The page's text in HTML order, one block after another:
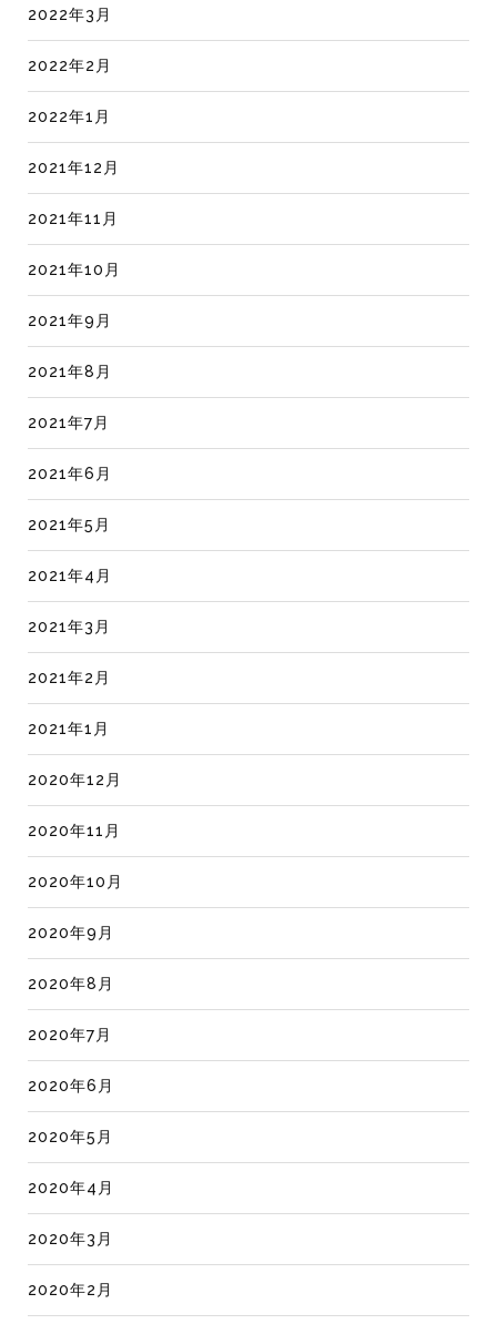
2022年3月
2022年2月
2022年1月
2021年12月
2021年11月
2021年10月
2021年9月
2021年8月
2021年7月
2021年6月
2021年5月
2021年4月
2021年3月
2021年2月
2021年1月
2020年12月
2020年11月
2020年10月
2020年9月
2020年8月
2020年7月
2020年6月
2020年5月
2020年4月
2020年3月
2020年2月